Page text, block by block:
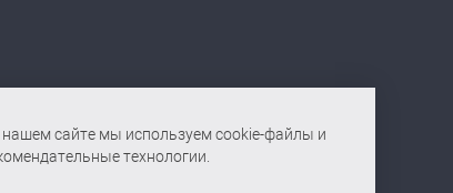
нашем сайте мы используем cookie-файлы и
технологии.